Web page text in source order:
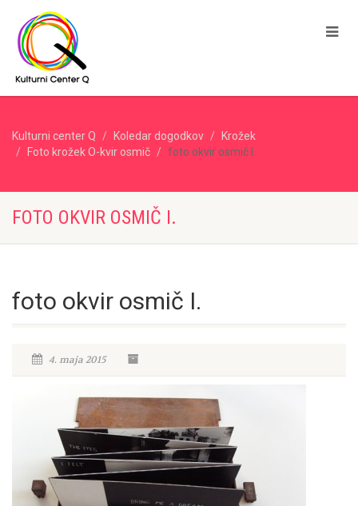
Kulturni center Q Koledar dogodkov
Krožek
Foto krožek O-kvir osmič
foto okvir osmič I.
FOTO OKVIR OSMIČ I.
foto okvir osmič I.
4. maja 2015